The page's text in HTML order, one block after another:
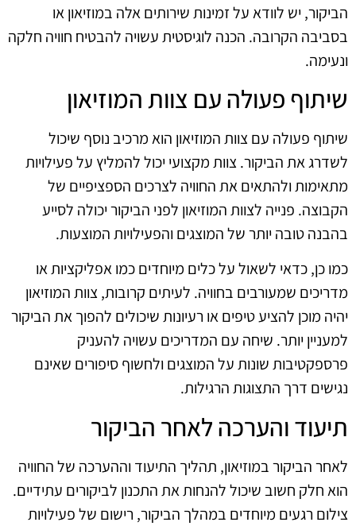
הביקור, יש לוודא על זמינות שירותים אלה במוזיאון או
בסביבה הקרובה. הכנה לוגיסטית עשויה להבטיח חוויה חלקה
ונעימה.
שיתוף פעולה עם צוות המוזיאון
שיתוף פעולה עם צוות המוזיאון הוא מרכיב נוסף שיכול
לשדרג את הביקור. צוות מקצועי יכול להמליץ על פעילויות
מתאימות ולהתאים את החוויה לצרכים הספציפיים של
הקבוצה. פנייה לצוות המוזיאון לפני הביקור יכולה לסייע
בהבנה טובה יותר של המוצגים והפעילויות המוצעות.
כמו כן, כדאי לשאול על כלים מיוחדים כמו אפליקציות או
מדריכים שמעורבים בחוויה. לעיתים קרובות, צוות המוזיאון
יהיה מוכן להציע טיפים או רעיונות שיכולים להפוך את הביקור
למעניין יותר. שיחה עם המדריכים עשויה להעניק
פרספקטיבות שונות על המוצגים ולחשוף סיפורים שאינם
נגישים דרך התצוגות הרגילות.
תיעוד והערכה לאחר הביקור
לאחר הביקור במוזיאון, תהליך התיעוד וההערכה של החוויה
הוא חלק חשוב שיכול להנחות את התכנון לביקורים עתידיים.
צילום רגעים מיוחדים במהלך הביקור, רישום של פעילויות